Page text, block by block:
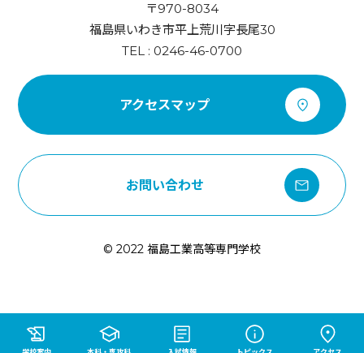
〒970-8034
福島県いわき市平上荒川字長尾30
TEL : 0246-46-0700
アクセスマップ
お問い合わせ
© 2022 福島工業高等専門学校